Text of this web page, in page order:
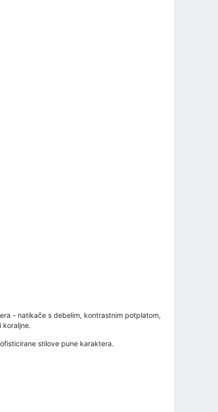
- natikače s debelim, kontrastnim potplatom,
koraljne.
stilove pune karaktera.